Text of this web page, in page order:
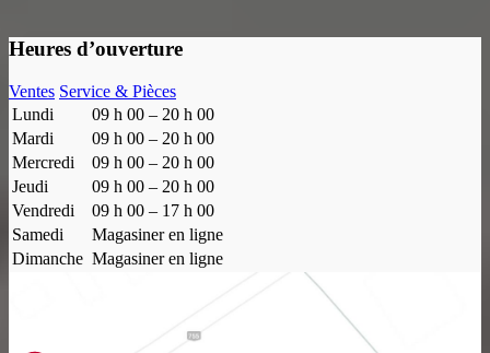
Heures d’ouverture
Ventes Service & Pièces
Lundi
09 h 00 – 20 h 00
Mardi
09 h 00 – 20 h 00
Mercredi
09 h 00 – 20 h 00
Jeudi
09 h 00 – 20 h 00
Vendredi
09 h 00 – 17 h 00
Samedi
Magasiner en ligne
Dimanche Magasiner en ligne